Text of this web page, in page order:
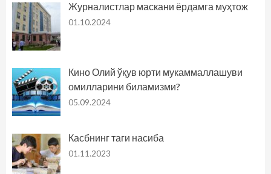
Журналистлар маскани ёрдамга муҳтож
01.10.2024
Кино Олий ўқув юрти мукаммаллашуви
омилларини биламизми?
05.09.2024
Касбнинг таги насиба
01.11.2023